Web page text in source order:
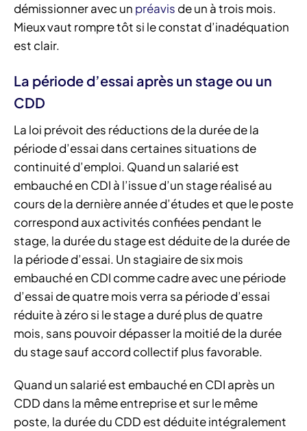
démissionner avec un préavis de un à trois mois.
Mieux vaut rompre tôt si le constat d’inadéquation
est clair.
La période d’essai après un stage ou un
CDD
La loi prévoit des réductions de la durée de la
période d’essai dans certaines situations de
continuité d’emploi. Quand un salarié est
embauché en CDI à l’issue d’un stage réalisé au
cours de la dernière année d’études et que le poste
correspond aux activités confiées pendant le
stage, la durée du stage est déduite de la durée de
la période d’essai. Un stagiaire de six mois
embauché en CDI comme cadre avec une période
d’essai de quatre mois verra sa période d’essai
réduite à zéro si le stage a duré plus de quatre
mois, sans pouvoir dépasser la moitié de la durée
du stage sauf accord collectif plus favorable.
Quand un salarié est embauché en CDI après un
CDD dans la même entreprise et sur le même
poste, la durée du CDD est déduite intégralement